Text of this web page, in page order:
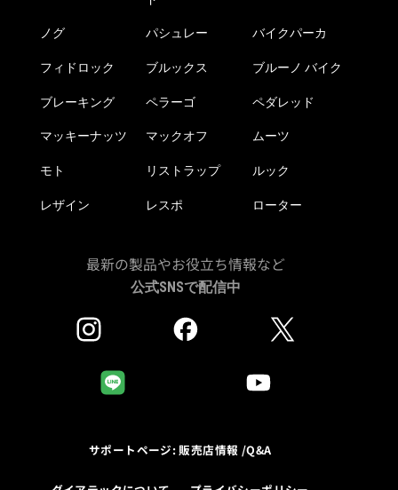
ノグ パシュレー バイクパーカ
フィドロック ブルックス ブルーノ バイク
ブレーキング ペラーゴ ペダレッド
マッキーナッツ マックオフ ムーツ
モト リストラップ ルック
レザイン レスポ ローター
最新の製品やお役立ち情報など
公式SNSで配信中
サポートページ: 販売店情報 /Q&A